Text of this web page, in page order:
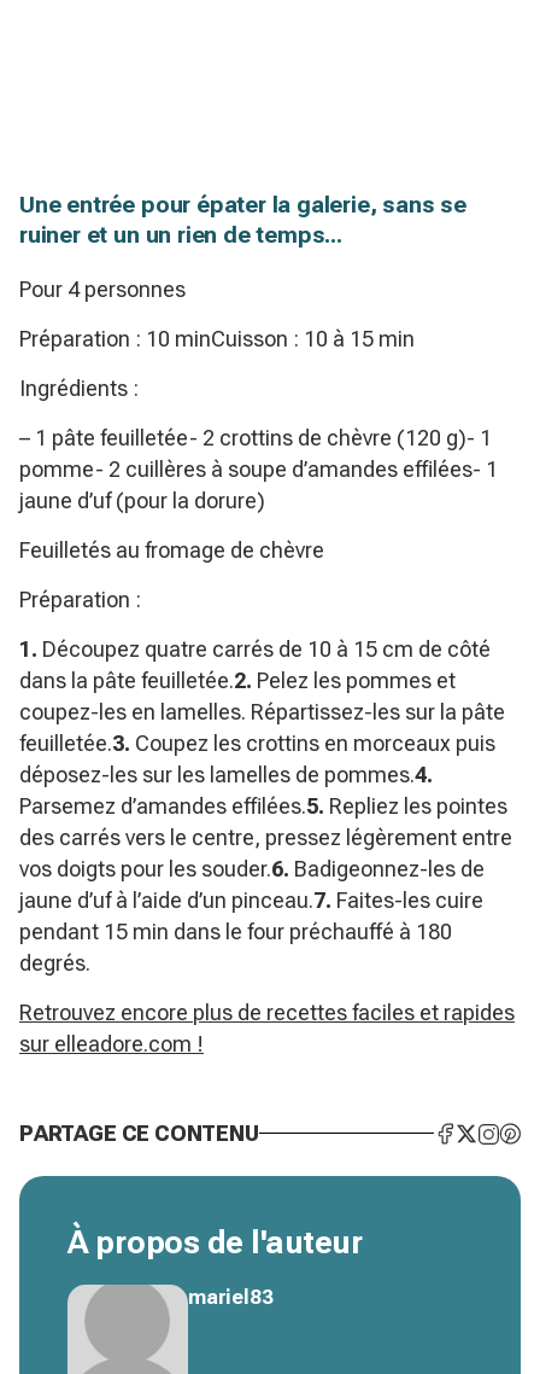
Une entrée pour épater la galerie, sans se
ruiner et un un rien de temps...
Pour 4 personnes
Préparation : 10 minCuisson : 10 à 15 min
Ingrédients :
– 1 pâte feuilletée- 2 crottins de chèvre (120 g)- 1
pomme- 2 cuillères à soupe d’amandes effilées- 1
jaune d’uf (pour la dorure)
Feuilletés au fromage de chèvre
Préparation :
1. Découpez quatre carrés de 10 à 15 cm de côté
dans la pâte feuilletée.2. Pelez les pommes et
coupez-les en lamelles. Répartissez-les sur la pâte
feuilletée.3. Coupez les crottins en morceaux puis
déposez-les sur les lamelles de pommes.4.
Parsemez d’amandes effilées.5. Repliez les pointes
des carrés vers le centre, pressez légèrement entre
vos doigts pour les souder.6. Badigeonnez-les de
jaune d’uf à l’aide d’un pinceau.7. Faites-les cuire
pendant 15 min dans le four préchauffé à 180
degrés.
Retrouvez encore plus de recettes faciles et rapides
sur elleadore.com !
PARTAGE CE CONTENU
À propos de l'auteur
mariel83